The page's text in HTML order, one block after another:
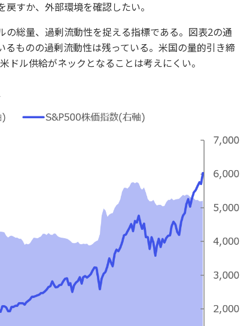
すか、外部環境を確認したい。
総量、過剰流動性を捉える指標である。図表2の通
ものの過剰流動性は残っている。米国の量的引き締
ドル供給がネックとなることは考えにくい。